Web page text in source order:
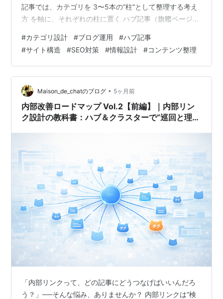
記事では、カテゴリを 3〜5本の“柱”として整理する考え
方 を軸に、それぞれの柱に置く ハブ記事（旗艦ページ）
性 まで、“誰でも再現できる型”として落とし込みます。
CMSごとの細かいUIや操作手順はあえて一般化しつつ、
迷ったときに判断できるフレームと命名の型 をしっかり
提示します。 記事数が増えるほど、サイトは自然と複雑
になります。だからこそ、早い段階で「柱 × ハブ記事」
の構造を整え…
#カテゴリ設計 #ブログ運用 #ハブ記事
#サイト構造 #SEO対策 #情報設計 #コンテンツ整理
Maison_de_chatのブログ • 5ヶ月前
内部改善ロードマップ Vol.2【前編】｜内部リン
ク設計の教科書：ハブ＆クラスターで“巡回と理
「内部リンクって、どの記事にどうつなげばいいんだろ
う？」──そんな悩み、ありませんか？ 内部リンクは“検